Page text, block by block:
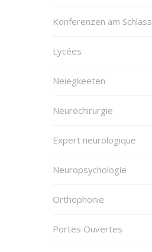
Konferenzen am Schlass
Lycées
Neiegkeeten
Neurochirurgie
Expert neurologique
Neuropsychologie
Orthophonie
Portes Ouvertes